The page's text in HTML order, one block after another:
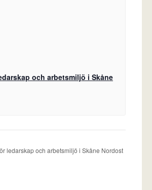
och arbetsmiljö i Skåne
ledarskap och arbetsmiljö i Skåne Nordost